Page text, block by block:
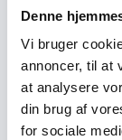
Denne
Vi bruger
annoncer, til at
at analysere
din brug af
for sociale
Kontakt:
Organisation: